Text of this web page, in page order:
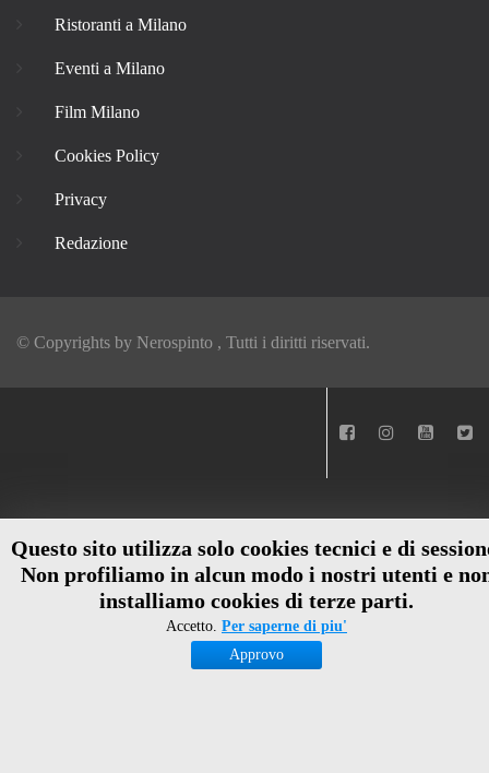
Questo sito utilizza solo cookies tecnici e di
Non profiliamo in alcun modo i nostri utenti e
installiamo cookies di terze parti.
Accetto. Per saperne di piu'
Approvo
Ristoranti a Milano
Eventi a Milano
Film Milano
Cookies Policy
Privacy
Redazione
© Copyrights by Nerospinto , Tutti i diritti riservati.